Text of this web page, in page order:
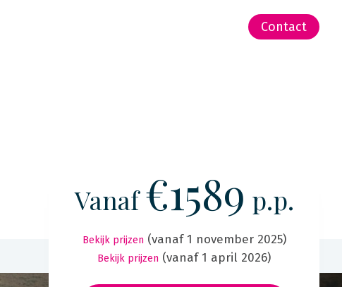
Contact
Vanaf€1589 p.p.
Bekijk prijzen (vanaf 1 november 2025)
Bekijk prijzen (vanaf 1 april 2026)